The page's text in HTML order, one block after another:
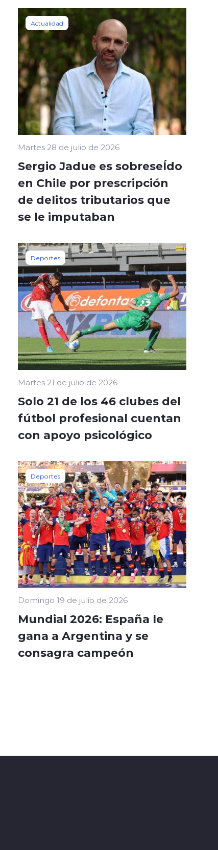
Actualidad
Martes 28 de julio de 2026
Sergio Jadue es sobreseÍdo
en Chile por prescripción
de delitos tributarios que
se le imputaban
Deportes
Martes 21 de julio de 2026
Solo 21 de los 46 clubes del
fútbol profesional cuentan
con apoyo psicológico
Deportes
Domingo 19 de julio de 2026
Mundial 2026: España le
gana a Argentina y se
consagra campeón